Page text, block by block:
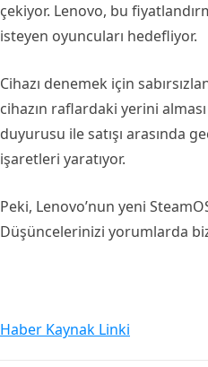
çekiyor. Lenovo, bu
isteyen oyuncuları hedefliyor.
Cihazı denemek için
cihazın raflardaki yerini
duyurusu ile satışı arasında
işaretleri yaratıyor.
Peki, Lenovo’nun yeni
Düşüncelerinizi yorumlarda
Haber Kaynak Linki